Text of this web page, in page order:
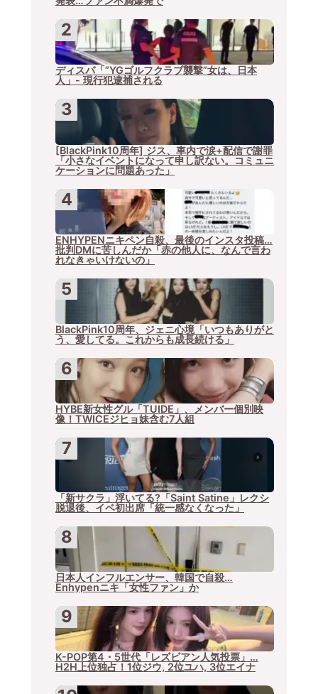
ディスパ「”YGゴルフクラブ襲撃”女は、日本
人」- 現行犯逮捕される
[BlackPink10周年] ジス、車内で涙+配信で謝罪
「小さなイベントになって申し訳ない。コミュニ
ケーションに問題あった」
ENHYPENニキペン自殺、最後のインスタ投稿…
批判DMに苦しんだか「赤の他人に、なんで言わ
れなきゃいけないの」
BlackPink10周年、ジェニ心境「いつもありがと
う、愛してる。これからも成長続ける」
HYBE新女性グル「TUIDE」、メンバー個別映
像！TWICEジヒョ妹含む7人組
「新サクラ」浮いてる?「Saint Satine」レクシ
脱退後、イベ初出席「統一感なくなった」
日本人インフルエンサー、韓国で自殺…
Enhypenニキ「女性ファン」か
K-POP第4・5世代「レズビアン人気投票」…
H2H上位独占！1位ジウ, 2位ユハ, 3位エイナ